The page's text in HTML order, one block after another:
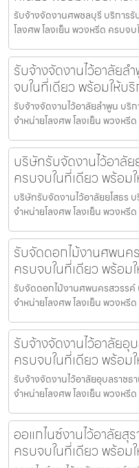
รับจ้างจัดงานศพชลบุรี บริการ
โลงศพ โลงเย็น พวงหรีด ครบจ
รับจ้างจัดงานไว้อาลัย
จบในที่เดียว พร้อมให้บ
รับจ้างจัดงานไว้อาลัยลำพูน บ
จำหน่ายโลงศพ โลงเย็น พวงหรี
บริษัทรับจัดงานไว้อาลั
ครบจบในที่เดียว พร้อม
บริษัทรับจัดงานไว้อาลัยยโสธร
จำหน่ายโลงศพ โลงเย็น พวงหรี
รับจัดดอกไม้งานศพน
ครบจบในที่เดียว พร้อม
รับจัดดอกไม้งานศพนครสวรร
จำหน่ายโลงศพ โลงเย็น พวงหรี
รับจ้างจัดงานไว้อาลัย
ครบจบในที่เดียว พร้อม
รับจ้างจัดงานไว้อาลัยอุบลราช
จำหน่ายโลงศพ โลงเย็น พวงหรี
ออแกไนซ์งานไว้อาลัย
ครบจบในที่เดียว พร้อม